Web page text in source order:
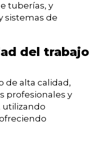
tuberías, y
sistemas de
del trabajo
de alta calidad,
profesionales y
utilizando